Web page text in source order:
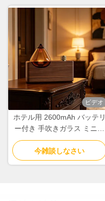
ビデオ
ホテル用 2600mAh バッテリ
ー付き 手吹きガラス ミニマ
リスト レトロデザイン 木製
アロマディフューザー
今雑談しなさい